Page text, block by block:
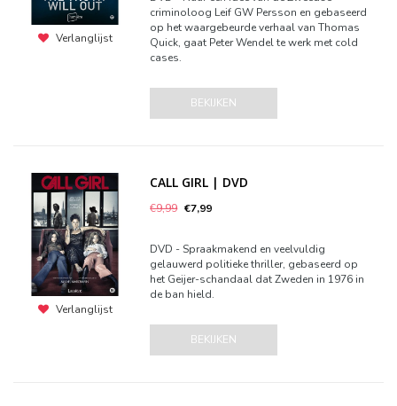
Verlanglijst
criminoloog Leif GW Persson en gebaseerd
op het waargebeurde verhaal van Thomas
Quick, gaat Peter Wendel te werk met cold
cases.
BEKIJKEN
Verlanglijst
CALL GIRL | DVD
€9,99 €7,99
DVD - Spraakmakend en veelvuldig
gelauwerd politieke thriller, gebaseerd op
het Geijer-schandaal dat Zweden in 1976 in
de ban hield.
BEKIJKEN